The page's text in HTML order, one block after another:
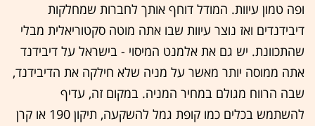
ופה טמון עיוות. המודל דוחף אותך לחברות שמחלקות
דיבידנדים ואז נוצר עיוות שבו אתה מוטה סקטוריאלית מבלי
שהתכוונת. יש גם את אלמנט המיסוי - בישראל על דיבידנד
אתה ממוסה יותר מאשר על מניה שלא חילקה את הדיבידנד,
שבה הרווח מגולם במחיר המניה. במקום זה, עדיף
להשתמש בכלים כמו קופת גמל להשקעה, תיקון 190 או קרן